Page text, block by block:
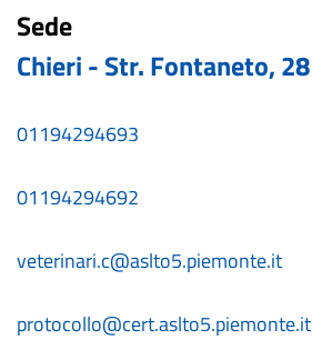
Sede
Chieri - Str. Fontaneto, 28
01194294693
01194294692
veterinari.c@aslto5.piemonte.it
protocollo@cert.aslto5.piemonte.it